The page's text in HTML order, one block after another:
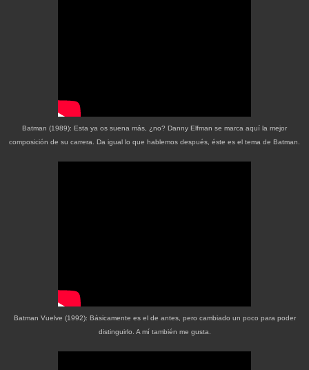
Batman (1989): Esta ya os suena más, ¿no? Danny Elfman se marca aquí la mejor
composición de su carrera. Da igual lo que hablemos después, éste es el tema de Batman.
Batman Vuelve (1992): Básicamente es el de antes, pero cambiado un poco para poder
distinguirlo. A mí también me gusta.